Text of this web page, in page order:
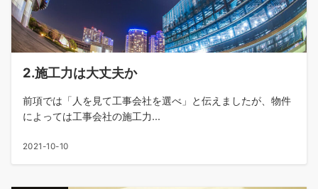
2.施工力は大丈夫か
前項では「人を見て工事会社を選べ」と伝えましたが、物件
によっては工事会社の施工力...
2021-10-10